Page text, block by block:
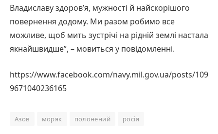
Владиславу здоров’я, мужності й найскорішого
повернення додому. Ми разом робимо все
можливе, щоб мить зустрічі на рідній землі настала
якнайшвидше”, – мовиться у повідомленні.
https://www.facebook.com/navy.mil.gov.ua/posts/109
9671040236165
Азов моряк полонений росія